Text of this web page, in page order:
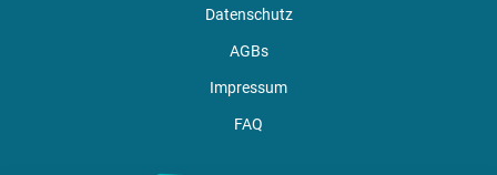
Datenschutz
AGBs
Impressum
FAQ